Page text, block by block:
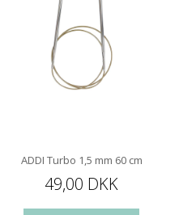
ADDI Turbo 1,5 mm 60 cm
49,00 DKK